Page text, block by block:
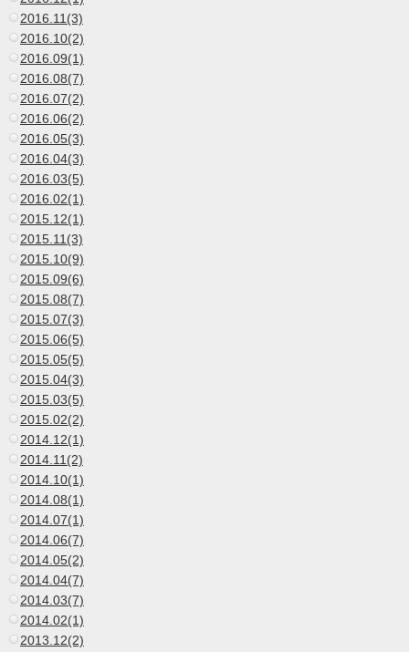
2016.11(3)
2016.10(2)
2016.09(1)
2016.08(7)
2016.07(2)
2016.06(2)
2016.05(3)
2016.04(3)
2016.03(5)
2016.02(1)
2015.12(1)
2015.11(3)
2015.10(9)
2015.09(6)
2015.08(7)
2015.07(3)
2015.06(5)
2015.05(5)
2015.04(3)
2015.03(5)
2015.02(2)
2014.12(1)
2014.11(2)
2014.10(1)
2014.08(1)
2014.07(1)
2014.06(7)
2014.05(2)
2014.04(7)
2014.03(7)
2014.02(1)
2013.12(2)